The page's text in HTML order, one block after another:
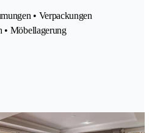
• Verpackungen
• Möbellagerung